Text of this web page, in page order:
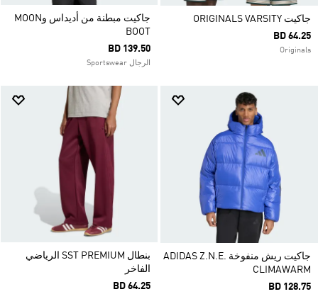
جاكيت ORIGINALS VARSITY
BD 64.25
Originals
جاكيت مبطنة من أديداس وMOON
BOOT
BD 139.50
الرجال Sportswear
جاكيت ريش منفوخة ADIDAS Z.N.E.
CLIMAWARM
BD 128.75
بنطال SST PREMIUM الرياضي
الفاخر
BD 64.25